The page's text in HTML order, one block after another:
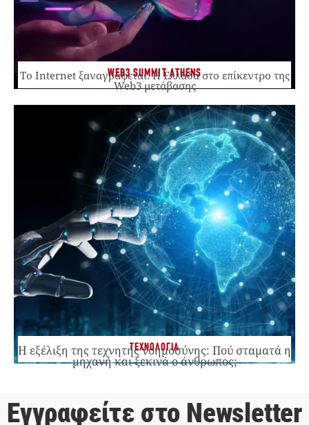
WEB3 SUMMIT ATHENS
Το Internet ξαναγράφεται. Η Ελλάδα στο επίκεντρο της
Web3 μετάβασης
ΤΕΧΝΟΛΟΓΙΑ
Η εξέλιξη της τεχνητής νοημοσύνης: Πού σταματά η
μηχανή και ξεκινά ο άνθρωπος;
Εγγραφείτε στο Newsletter